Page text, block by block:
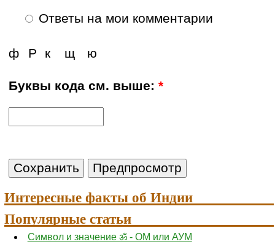
Ответы на мои комментарии
ю
Р
ф щ
к
Буквы кода см. выше:*
Интересные факты об Индии
Популярные статьи
Символ и значение ॐ - ОМ или АУМ